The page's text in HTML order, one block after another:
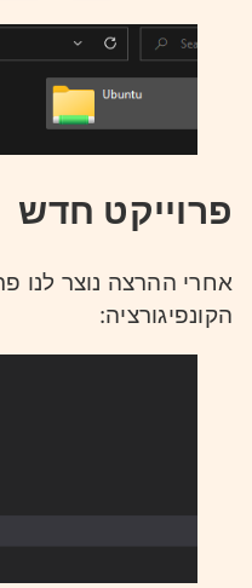
פרוייקט חדש
אחרי ההרצה נוצר לנו
הקונפיגורציה: